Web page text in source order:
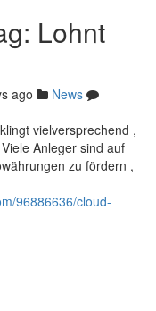
Lohnt
ago
News
vielversprechend ,
Anleger sind auf
zu fördern ,
96886636/cloud-